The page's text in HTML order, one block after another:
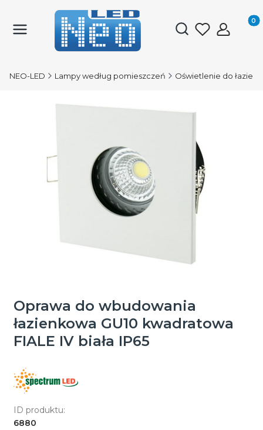
Otwórz
NEO-LED Lampy według pomieszczeń Oświetlenie do
Oprawa do wbudowania
łazienkowa GU10 kwadratowa
FIALE IV biała IP65
ID produktu:
6880